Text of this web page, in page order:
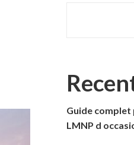
Guide complet
LMNP d